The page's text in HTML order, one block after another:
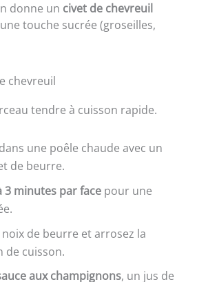
donne un civet de chevreuil
touche sucrée (groseilles,
chevreuil
tendre à cuisson rapide.
une poêle chaude avec un
de beurre.
3 minutes par face pour une
de beurre et arrosez la
de cuisson.
aux champignons, un jus de